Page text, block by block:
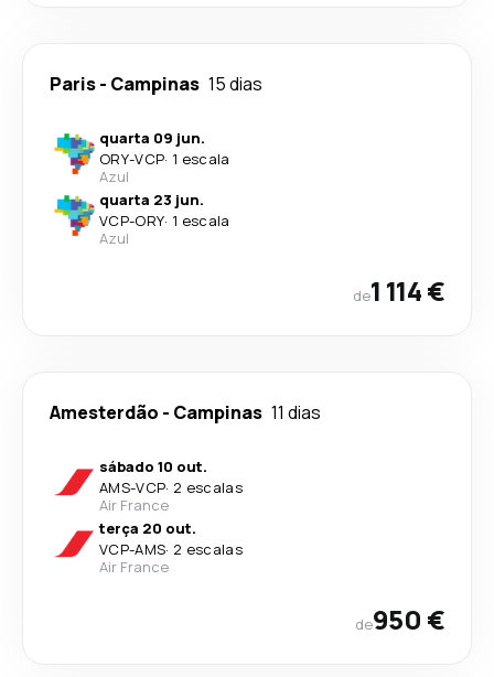
Paris- Campinas 15 dias
quarta 09 jun.
ORY-VCP· 1 escala
Azul
quarta 23 jun.
VCP-ORY· 1 escala
Azul
de1 114 €
Amesterdão - Campinas 11 dias
sábado 10 out.
AMS-VCP· 2 escalas
Air France
terça 20 out.
VCP-AMS· 2 escalas
Air France
de950 €